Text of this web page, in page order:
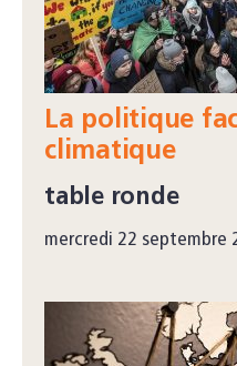
La politique
climatique
table ronde
mercredi 22 septembre